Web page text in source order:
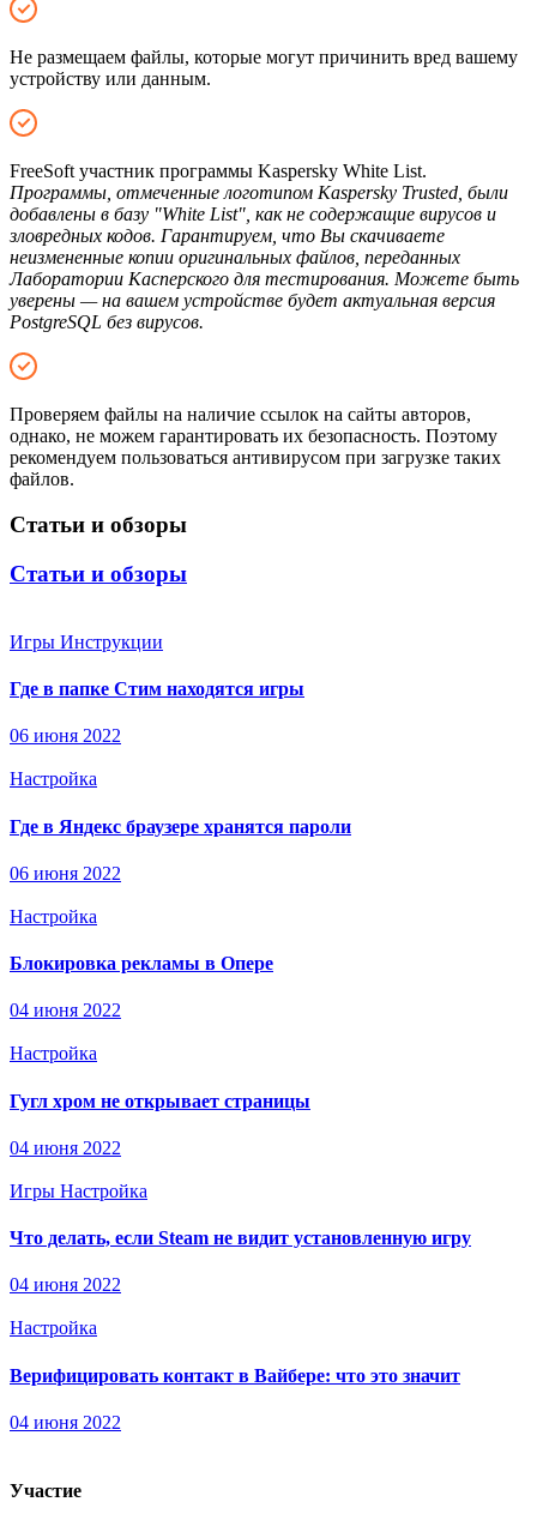
Не размещаем файлы, которые могут причинить вред вашему
устройству или данным.
FreeSoft участник программы Kaspersky White List.
Программы, отмеченные логотипом Kaspersky Trusted, были
добавлены в базу "White List", как не содержащие вирусов и
зловредных кодов. Гарантируем, что Вы скачиваете
неизмененные копии оригинальных файлов, переданных
Лаборатории Касперского для тестирования. Можете быть
уверены — на вашем устройстве будет актуальная версия
PostgreSQL без вирусов.
Проверяем файлы на наличие ссылок на сайты авторов,
однако, не можем гарантировать их безопасность. Поэтому
рекомендуем пользоваться антивирусом при загрузке таких
файлов.
Статьи и обзоры
Статьи и обзоры
Игры Инструкции
Где в папке Стим находятся игры
06 июня 2022
Настройка
Где в Яндекс браузере хранятся пароли
06 июня 2022
Настройка
Блокировка рекламы в Опере
04 июня 2022
Настройка
Гугл хром не открывает страницы
04 июня 2022
Игры Настройка
Что делать, если Steam не видит установленную игру
04 июня 2022
Настройка
Верифицировать контакт в Вайбере: что это значит
04 июня 2022
Участие